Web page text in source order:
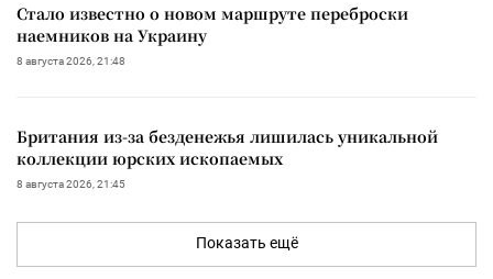
Стало известно о новом маршруте переброски
наемников на Украину
8 августа 2026, 21:48
Британия из-за безденежья лишилась уникальной
коллекции юрских ископаемых
8 августа 2026, 21:45
Показать ещё